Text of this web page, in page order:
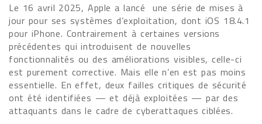
Le 16 avril 2025, Apple a lancé une série de mises à
jour pour ses systèmes d’exploitation, dont iOS 18.4.1
pour iPhone. Contrairement à certaines versions
précédentes qui introduisent de nouvelles
fonctionnalités ou des améliorations visibles, celle-ci
est purement corrective. Mais elle n’en est pas moins
essentielle. En effet, deux failles critiques de sécurité
ont été identifiées — et déjà exploitées — par des
attaquants dans le cadre de cyberattaques ciblées.